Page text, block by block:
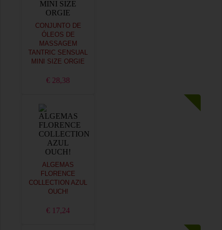
CONJUNTO DE
ÓLEOS DE
MASSAGEM
TANTRIC SENSUAL
MINI SIZE ORGIE
€ 28,38
ALGEMAS
FLORENCE
COLLECTION AZUL
OUCH!
€ 17,24